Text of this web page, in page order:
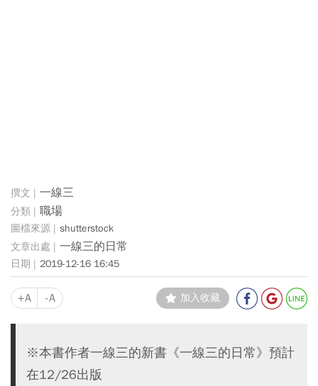
一線三
職場
shutterstock
一線三的日常
2019-12-16 16:45
+A -A 加入收藏
※本書作者一線三的新書《一線三的日常》預計
在12/26出版